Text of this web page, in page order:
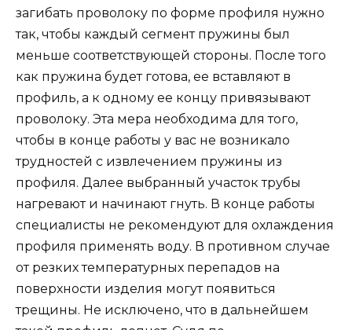
загибать проволоку по форме профиля нужно
так, чтобы каждый сегмент пружины был
меньше соответствующей стороны. После того
как пружина будет готова, ее вставляют в
профиль, а к одному ее концу привязывают
проволоку. Эта мера необходима для того,
чтобы в конце работы у вас не возникало
трудностей с извлечением пружины из
профиля. Далее выбранный участок трубы
нагревают и начинают гнуть. В конце работы
специалисты не рекомендуют для охлаждения
профиля применять воду. В противном случае
от резких температурных перепадов на
поверхности изделия могут появиться
трещины. Не исключено, что в дальнейшем